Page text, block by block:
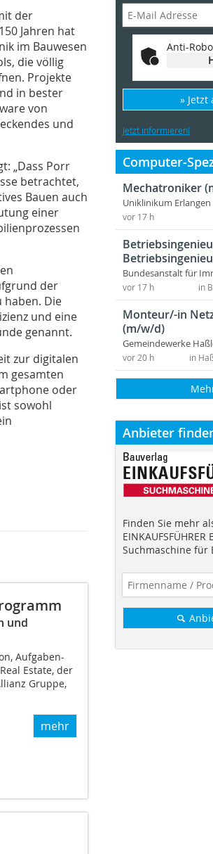
der
Jahren hat
im Bauwesen
die völlig
Projekte
in bester
von
und
„Dass Porr
betrachtet,
Bauen auch
einer
der
haben. Die
und eine
genannt.
zur digitalen
gesamten
oder
sowohl
und
Aufgaben-
Estate, der
Gruppe,
mehr
Anti-
» Jetzt
Jetzt informieren!
Computer-
Mechatroniker
Uniklinikum Erlangen
vor 17 h
Bundesanstalt für
in
vor 17 h
Monteur/-in
(m/w/d)
Gemeindewerke
in
vor 20 h
Anbieter
Finden Sie mehr
EINKAUFSFÜHRER
Suchmaschine für